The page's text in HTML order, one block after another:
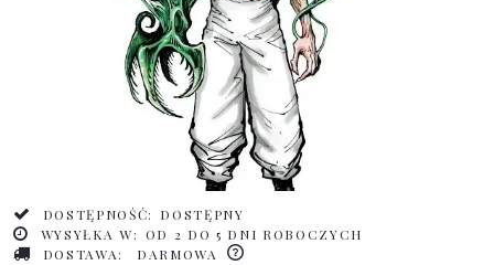
DOSTĘPNOŚĆ:
DOSTĘPNY
WYSYŁKA W: OD 2 DO 5 DNI ROBOCZYCH
DOSTAWA:
DARMOWA